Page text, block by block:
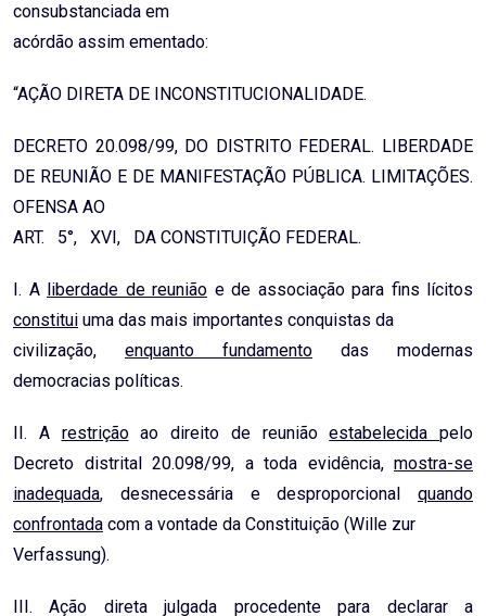
consubstanciada em
acórdão assim ementado:
“AÇÃO DIRETA DE INCONSTITUCIONALIDADE.
DECRETO 20.098/99, DO DISTRITO FEDERAL. LIBERDADE
DE REUNIÃO E DE MANIFESTAÇÃO PÚBLICA. LIMITAÇÕES.
OFENSA AO
ART. 5°, XVI, DA CONSTITUIÇÃO FEDERAL.
I. A liberdade de reunião e de associação para fins lícitos
constitui uma das mais importantes conquistas da
civilização, enquanto fundamento das modernas
democracias políticas.
II. A restriçãoao direito de reuniãoestabelecida pelo
Decreto distrital 20.098/99, a toda evidência, mostra-se
inadequada, desnecessária e desproporcional quando
confrontada com a vontade da Constituição (Wille zur
Verfassung).
III. Ação direta julgada procedente para declarar a